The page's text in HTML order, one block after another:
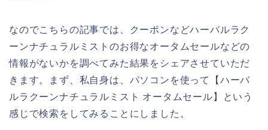
なのでこちらの記事では、クーポンなどハーバルラク
ーンナチュラルミストのお得なオータムセールなどの
情報がないかを調べてみた結果をシェアさせていただ
きます。まず、私自身は、パソコンを使って【ハーバ
ルラクーンナチュラルミスト オータムセール】という
感じで検索をしてみることにしました。